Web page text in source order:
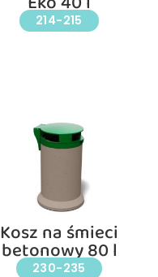
214-215
Kosz na śmieci
betonowy 80 l
230-235